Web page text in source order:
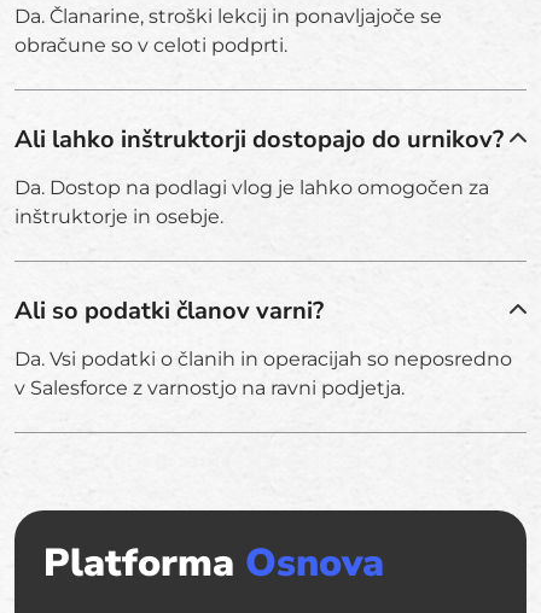
Da. Članarine, stroški lekcij in ponavljajoče se
obračune so v celoti podprti.
Ali lahko inštruktorji dostopajo do urnikov?
Da. Dostop na podlagi vlog je lahko omogočen za
inštruktorje in osebje.
Ali so podatki članov varni?
Da. Vsi podatki o članih in operacijah so neposredno
v Salesforce z varnostjo na ravni podjetja.
Platforma Osnova